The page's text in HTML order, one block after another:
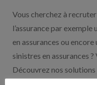
Vous cherchez à
l’assurance par
en assurances ou
sinistres en assurances
Découvrez nos